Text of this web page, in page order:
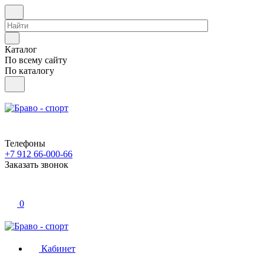
Каталог
По всему сайту
По каталогу
Телефоны
+7 912 66-000-66
Заказать звонок
0
Кабинет